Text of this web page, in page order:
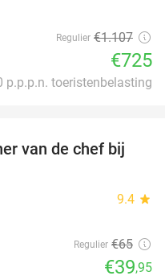
Regulier €1.107
€725
p.p.p.n. toeristenbelasting
39%
van de chef bij
9.4 star
Regulier €65
€39,95